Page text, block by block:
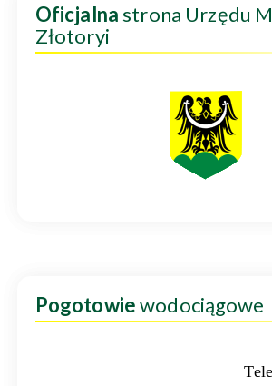
Oficjalnastrona Urzędu
Złotoryi
Pogotowiewodociągowe